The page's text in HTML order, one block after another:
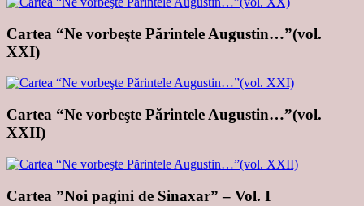
Cartea “Ne vorbeşte Părintele Augustin…”(vol.
XXI)
Cartea “Ne vorbeşte Părintele Augustin…”(vol.
XXII)
Cartea ”Noi pagini de Sinaxar” – Vol. I